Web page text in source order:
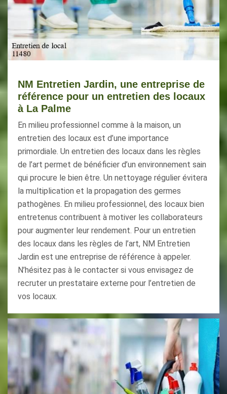
NM Entretien Jardin, une entreprise de
référence pour un entretien des locaux
à La Palme
En milieu professionnel comme à la maison, un
entretien des locaux est d’une importance
primordiale. Un entretien des locaux dans les règles
de l’art permet de bénéficier d’un environnement sain
qui procure le bien être. Un nettoyage régulier évitera
la multiplication et la propagation des germes
pathogènes. En milieu professionnel, des locaux bien
entretenus contribuent à motiver les collaborateurs
pour augmenter leur rendement. Pour un entretien
des locaux dans les règles de l’art, NM Entretien
Jardin est une entreprise de référence à appeler.
N’hésitez pas à le contacter si vous envisagez de
recruter un prestataire externe pour l’entretien de
vos locaux.